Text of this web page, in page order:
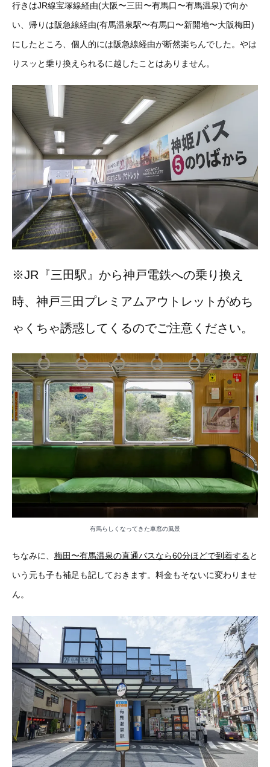
行きはJR線宝塚線経由(大阪〜三田〜有馬口〜有馬温泉)で向か
い、帰りは阪急線経由(有馬温泉駅〜有馬口〜新開地〜大阪梅田)
にしたところ、個人的には阪急線経由が断然楽ちんでした。やは
りスッと乗り換えられるに越したことはありません。
※JR『三田駅』から神戸電鉄への乗り換え
時、神戸三田プレミアムアウトレットがめち
ゃくちゃ誘惑してくるのでご注意ください。
有馬らしくなってきた車窓の風景
ちなみに、 梅田〜有馬温泉の直通バスなら60分ほどで到着すると
いう元も子も補足も記しておきます。料金もそないに変わりませ
ん。